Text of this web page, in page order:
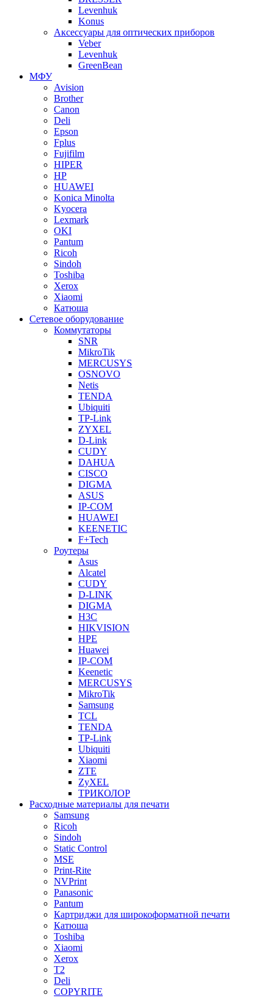
Levenhuk
Konus
Аксессуары для оптических приборов
Veber
Levenhuk
GreenBean
МФУ
Avision
Brother
Canon
Deli
Epson
Fplus
Fujifilm
HIPER
HP
HUAWEI
Konica Minolta
Kyocera
Lexmark
OKI
Pantum
Ricoh
Sindoh
Toshiba
Xerox
Xiaomi
Катюша
Сетевое оборудование
Коммутаторы
SNR
MikroTik
MERCUSYS
OSNOVO
Netis
TENDA
Ubiquiti
TP-Link
ZYXEL
D-Link
CUDY
DAHUA
CISCO
DIGMA
ASUS
IP-COM
HUAWEI
KEENETIC
F+Tech
Роутеры
Asus
Alcatel
CUDY
D-LINK
DIGMA
H3C
HIKVISION
HPE
Huawei
IP-COM
Keenetic
MERCUSYS
MikroTik
Samsung
TCL
TENDA
TP-Link
Ubiquiti
Xiaomi
ZTE
ZyXEL
ТРИКОЛОР
Расходные материалы для печати
Samsung
Ricoh
Sindoh
Static Control
MSE
Print-Rite
NVPrint
Panasonic
Pantum
Картриджи для широкоформатной печати
Катюша
Toshiba
Xiaomi
Xerox
T2
Deli
COPYRITE